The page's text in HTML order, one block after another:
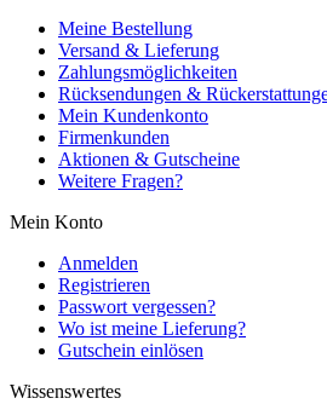
Meine Bestellung
Versand & Lieferung
Zahlungsmöglichkeiten
Rücksendungen &
Mein Kundenkonto
Firmenkunden
Aktionen & Gutscheine
Weitere Fragen?
Mein Konto
Anmelden
Registrieren
Passwort vergessen?
Wo ist meine Lieferung?
Gutschein einlösen
Wissenswertes